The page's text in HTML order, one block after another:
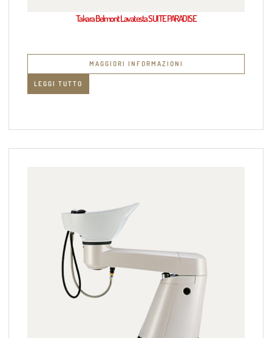
Takara Belmont Lavatesta SUITE PARADISE
MAGGIORI INFORMAZIONI
LEGGI TUTTO